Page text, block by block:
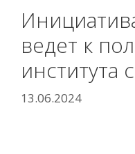
ведет к
института
13.06.2024